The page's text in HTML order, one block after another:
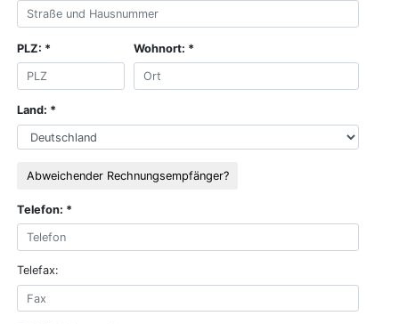
PLZ: Wohnort:
Land:
Abweichender Rechnungsempfänger?
Telefon:
Telefax: